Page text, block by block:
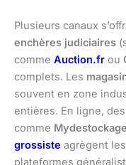
Plusieurs canaux
enchères judiciaires
comme Auction.fr ou
complets. Les
souvent en zone
entières. En ligne,
comme Mydestockage
grossiste agrègent